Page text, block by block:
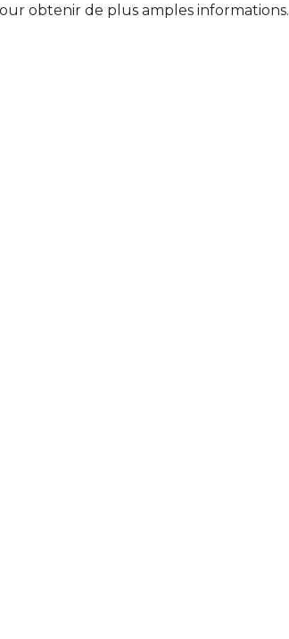
obtenir de plus amples informations.